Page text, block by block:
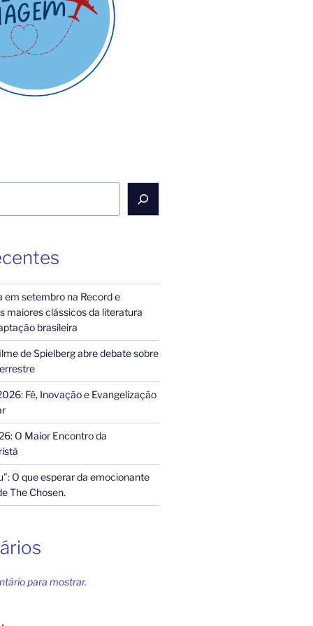
em setembro na Record e
maiores clássicos da literatura
brasileira
de Spielberg abre debate sobre
Fé, Inovação e Evangelização
O Maior Encontro da
O que esperar da emocionante
The Chosen.
para mostrar.